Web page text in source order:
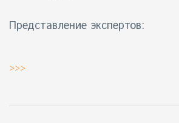
Представление экспертов:
>>>